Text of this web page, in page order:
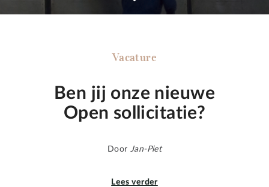
Vacature
Ben jij onze nieuwe
Open sollicitatie?
Door Jan-Piet
Lees verder